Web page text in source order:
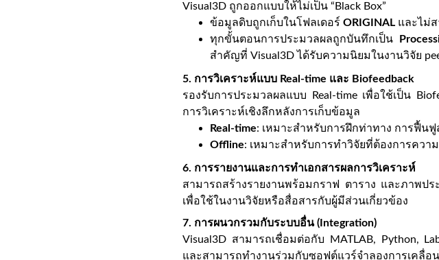
Visual3D ถูกออกแบบให้ไม่เป็น “Black Box”
ข้อมูลดิบถูกเก็บในโฟลเดอร์ ORIGINALและไม่ส
ทุกขั้นตอนการประมวลผลถูกบันทึกเป็น
สำคัญที่ Visual3D ได้รับความนิยมในงานวิจัย
5. การวิเคราะห์แบบ Real-time และ Biofeedback
รองรับการประมวลผลแบบ Real-time เพื่อใช้เป็น
การวิเคราะห์เชิงลึกหลังการเก็บข้อมูล
Real-time: เหมาะสำหรับการฝึกท่าทาง การฟื้น
Offline: เหมาะสำหรับการทำวิจัยที่ต้องการควา
6. การรายงานและการทำเอกสารผลการวิเคราะห์
สามารถสร้างรายงานพร้อมกราฟ ตาราง และภาพป
เพื่อใช้ในงานวิจัยหรือสื่อสารกับผู้มีส่วนเกี่ยวข้อง
7. การผนวกรวมกับระบบอื่น (Integration)
Visual3D สามารถเชื่อมต่อกับ MATLAB, Python,
และสามารถทำงานร่วมกับซอฟต์แวร์จำลองการเคลื่